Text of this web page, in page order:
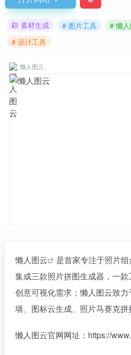
素材生成 # 图片工具 # 懒
# 设计工具
懒人图云
懒人图云
是首家专注于照片
集成三款照片拼图生成器，一
创意可视化需求；懒人图云致
墙、图标云生成、照片马赛克拼
懒人图云官网网址：https://